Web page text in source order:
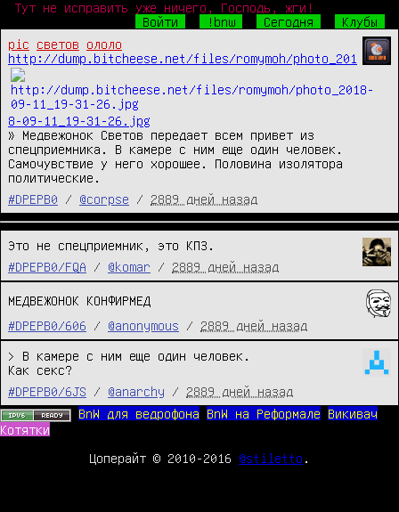
Тут не исправить уже ничего, Господь, жги!
Войти
!bnw Сегодня
Клубы
pic
светов
ололо
http://dump.bitcheese.net/files/romymoh/photo_201
8-09-11_19-31-26.jpg
» Медвежонок Светов передает всем привет из
спецприемника. В камере с ним еще один человек.
Самочувствие у него хорошее. Половина изолятора
политические.
#DPEPB0
/ @corpse / 2889 дней назад
Это не спецприемник, это КПЗ.
#DPEPB0/FQA
/ @komar / 2889 дней назад
МЕДВЕЖОНОК КОНФИРМЕД
#DPEPB0/606
/ @anonymous / 2889 дней назад
> В камере с ним еще один человек.
Как секс?
#DPEPB0/6JS
/ @anarchy / 2889 дней назад
BnW для ведрофона
BnW на Реформале
Викивач
Котятки
Цоперайт © 2010-2016 @stiletto